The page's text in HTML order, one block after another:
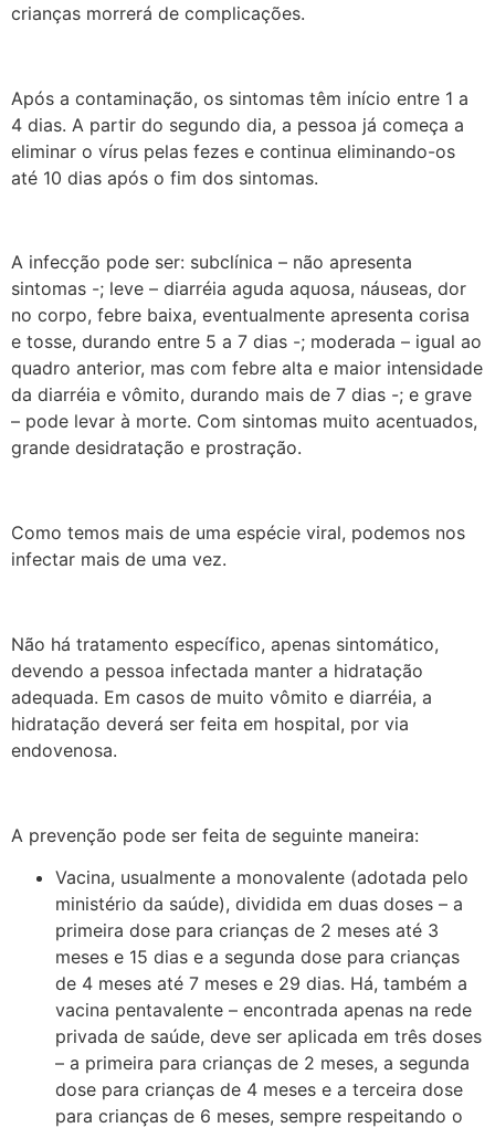
crianças morrerá de complicações.
Após a contaminação, os sintomas têm início entre 1 a
4 dias. A partir do segundo dia, a pessoa já começa a
eliminar o vírus pelas fezes e continua eliminando-os
até 10 dias após o fim dos sintomas.
A infecção pode ser: subclínica – não apresenta
sintomas -; leve – diarréia aguda aquosa, náuseas, dor
no corpo, febre baixa, eventualmente apresenta corisa
e tosse, durando entre 5 a 7 dias -; moderada – igual ao
quadro anterior, mas com febre alta e maior intensidade
da diarréia e vômito, durando mais de 7 dias -; e grave
– pode levar à morte. Com sintomas muito acentuados,
grande desidratação e prostração.
Como temos mais de uma espécie viral, podemos nos
infectar mais de uma vez.
Não há tratamento específico, apenas sintomático,
devendo a pessoa infectada manter a hidratação
adequada. Em casos de muito vômito e diarréia, a
hidratação deverá ser feita em hospital, por via
endovenosa.
A prevenção pode ser feita de seguinte maneira:
Vacina, usualmente a monovalente (adotada pelo
ministério da saúde), dividida em duas doses – a
primeira dose para crianças de 2 meses até 3
meses e 15 dias e a segunda dose para crianças
de 4 meses até 7 meses e 29 dias. Há, também a
vacina pentavalente – encontrada apenas na rede
privada de saúde, deve ser aplicada em três doses
– a primeira para crianças de 2 meses, a segunda
dose para crianças de 4 meses e a terceira dose
para crianças de 6 meses, sempre respeitando o